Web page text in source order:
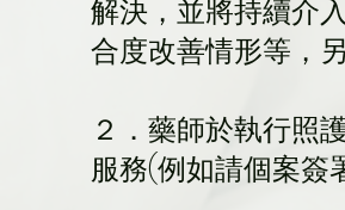
解決，並將持續介
合度改善情形等，
２．藥師於執行照
服務(例如請個案簽